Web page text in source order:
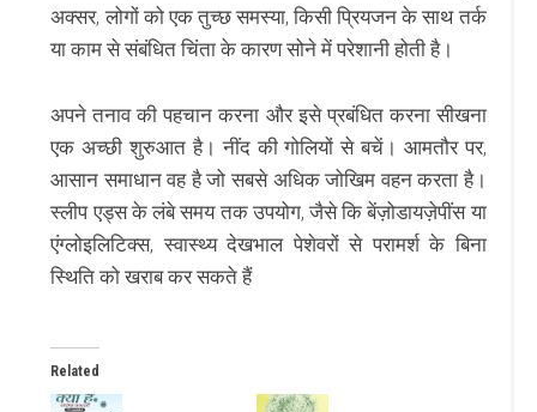
अक्सर, लोगों को एक तुच्छ समस्या, किसी प्रियजन के साथ तर्क
या काम से संबंधित चिंता के कारण सोने में परेशानी होती है।
अपने तनाव की पहचान करना और इसे प्रबंधित करना सीखना
एक अच्छी शुरुआत है। नींद की गोलियों से बचें। आमतौर पर,
आसान समाधान वह है जो सबसे अधिक जोखिम वहन करता है।
स्लीप एड्स के लंबे समय तक उपयोग, जैसे कि बेंज़ोडायज़ेपींस या
एंग्लोइलिटिक्स, स्वास्थ्य देखभाल पेशेवरों से परामर्श के बिना
स्थिति को खराब कर सकते हैं
Related